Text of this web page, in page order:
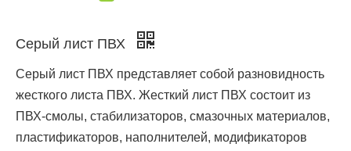
Серый лист ПВХ
Серый лист ПВХ представляет собой разновидность
жесткого листа ПВХ. Жесткий лист ПВХ состоит из
ПВХ-смолы, стабилизаторов, смазочных материалов,
пластификаторов, наполнителей, модификаторов